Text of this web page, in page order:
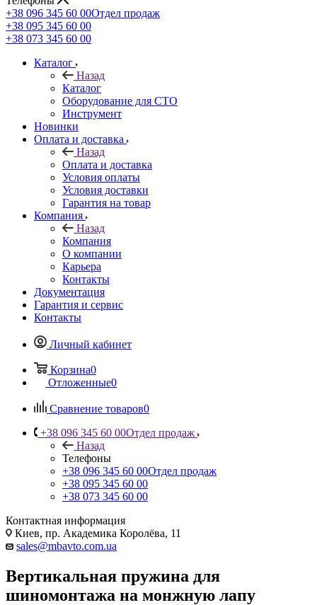
+38 096 345 60 00Отдел продаж
+38 095 345 60 00
+38 073 345 60 00
Каталог
Назад
Каталог
Оборудование для СТО
Инструмент
Новинки
Оплата и доставка
Назад
Оплата и доставка
Условия оплаты
Условия доставки
Гарантия на товар
Компания
Назад
Компания
О компании
Карьера
Контакты
Документация
Гарантия и сервис
Контакты
Личный кабинет
Корзина0
Отложенные0
Сравнение товаров0
+38 096 345 60 00Отдел продаж
Назад
Телефоны
+38 096 345 60 00Отдел продаж
+38 095 345 60 00
+38 073 345 60 00
Контактная информация
Киев, пр. Академика Королёва, 11
sales@mbavto.com.ua
Вертикальная пружина для
шиномонтажа на монжную лапу